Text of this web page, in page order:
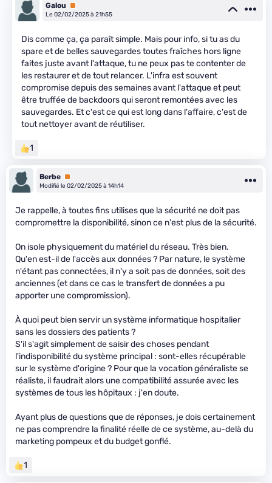
Galou
Premium
Le 02/02/2025 à 21h55
Dis comme ça, ça paraît simple. Mais pour info, si tu as du
spare et de belles sauvegardes toutes fraîches hors ligne
faites juste avant l'attaque, tu ne peux pas te contenter de
les restaurer et de tout relancer. L'infra est souvent
compromise depuis des semaines avant l'attaque et peut
être truffée de backdoors qui seront remontées avec les
sauvegardes. Et c'est ce qui est long dans l'affaire, c'est de
tout nettoyer avant de réutiliser.
1
Berbe Premium
Modifié le 02/02/2025 à 14h14
Je rappelle, à toutes fins utilises que la sécurité ne doit pas
compromettre la disponibilité, sinon ce n'est plus de la sécurité.
On isole physiquement du matériel du réseau. Très bien.
Qu'en est-il de l'accès aux données ? Par nature, le système
n'étant pas connectées, il n'y a soit pas de données, soit des
anciennes (et dans ce cas le transfert de données a pu
apporter une compromission).
À quoi peut bien servir un système informatique hospitalier
sans les dossiers des patients ?
S'il s'agit simplement de saisir des choses pendant
l'indisponibilité du système principal : sont-elles récupérable
sur le système d'origine ? Pour que la vocation généraliste se
réaliste, il faudrait alors une compatibilité assurée avec les
systèmes de tous les hôpitaux : j'en doute.
Ayant plus de questions que de réponses, je dois certainement
ne pas comprendre la finalité réelle de ce système, au-delà du
marketing pompeux et du budget gonflé.
1